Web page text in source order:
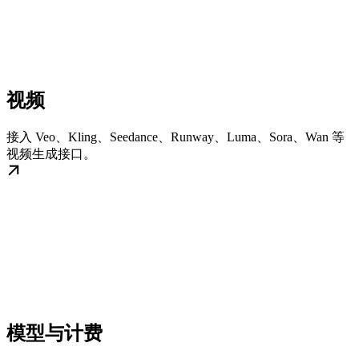
视频
接入 Veo、Kling、Seedance、Runway、Luma、Sora、Wan 等
视频生成接口。
模型与计费